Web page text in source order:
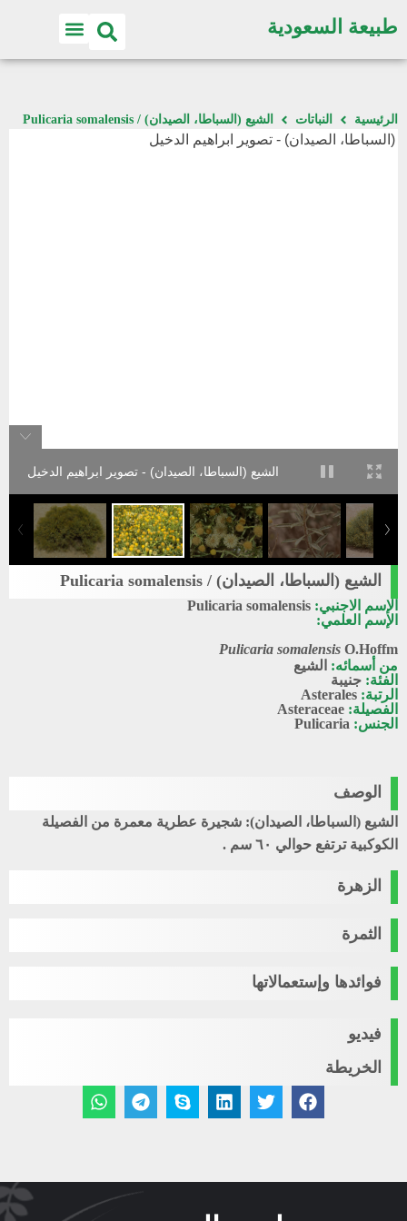
طبيعة السعودية
الرئيسية النباتات الشيع (السباطا، الصيدان) / Pulicaria somalensis
الشيع (السباطا، الصيدان) - تصوير ابراهيم الدخيل
الشيع (السباطا، الصيدان) / Pulicaria somalensis
الإسم الاجنبي: Pulicaria somalensis
الإسم العلمي:
Pulicaria somalensis O.Hoffm
من أسمائه: الشيع
الفئة: جنيبة
الرتبة: Asterales
الفصيلة: Asteraceae
الجنس: Pulicaria
الوصف
الشيع (السباطا، الصيدان): شجيرة عطرية معمرة من الفصيلة
الكوكبية ترتفع حوالي ٦٠ سم .
الزهرة
الثمرة
فوائدها وإستعمالاتها
فيديو
الخريطة